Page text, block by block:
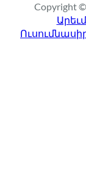
Copyright